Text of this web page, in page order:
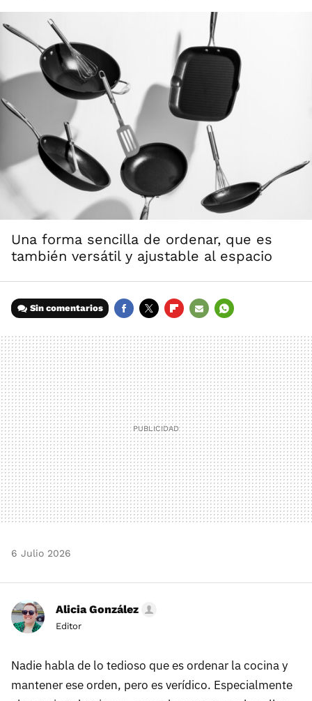
Una forma sencilla de ordenar, que es
también versátil y ajustable al espacio
Sin comentarios
MAIL
6 Julio 2026
Alicia González
Editor
Nadie habla de lo tedioso que es ordenar la cocina y
mantener ese orden, pero es verídico. Especialmente